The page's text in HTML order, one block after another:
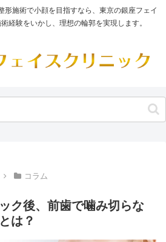
形施術で小顔を目指すなら、東京の銀座フェイ
経験をいかし、理想の輪郭を実現します。
コラム
ク後、前歯で噛み切らな
は？